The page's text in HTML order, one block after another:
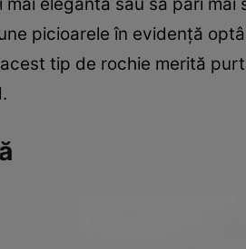
picioarele în evidenţă
tip de rochie merită